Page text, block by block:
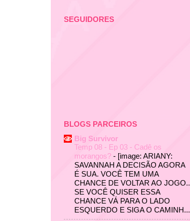
SEGUIDORES
BLOGS PARCEIROS
Big Survivor
Temp 08 - Ep 03 - Cadê os
morangos? - [image: ARIANY:
SAVANNAH A DECISÃO AGORA
É SUA. VOCÊ TEM UMA
CHANCE DE VOLTAR AO JOGO..
SE VOCÊ QUISER ESSA
CHANCE VÁ PARA O LADO
ESQUERDO E SIGA O CAMINH...